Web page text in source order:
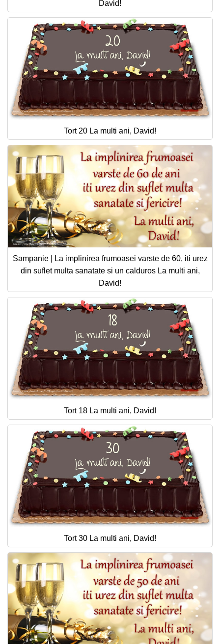
David!
Tort 20 La multi ani, David!
Sampanie | La implinirea frumoasei varste de 60, iti urez
din suflet multa sanatate si un calduros La multi ani,
David!
Tort 18 La multi ani, David!
Tort 30 La multi ani, David!